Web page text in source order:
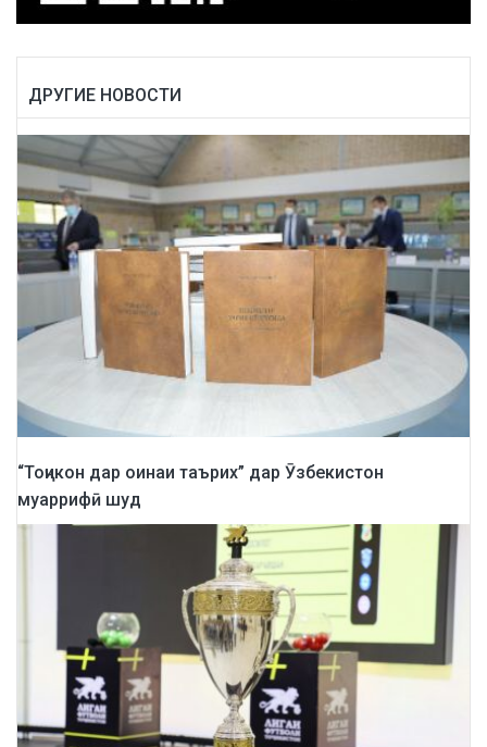
ДРУГИЕ НОВОСТИ
“Тоҷикон дар оинаи таърих” дар Ӯзбекистон
муаррифӣ шуд